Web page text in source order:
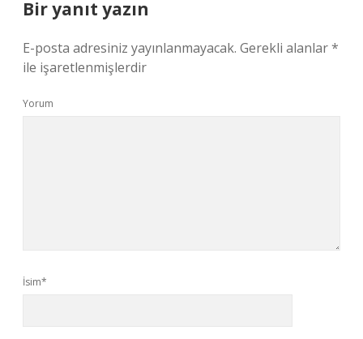
Bir yanıt yazın
E-posta adresiniz yayınlanmayacak. Gerekli alanlar*
ile işaretlenmişlerdir
Yorum
İsim*